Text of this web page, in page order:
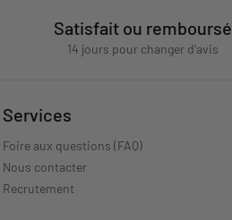
Satisfait ou remboursé
14 jours pour changer d'avis
Services
Foire aux questions (FAQ)
Nous contacter
Recrutement